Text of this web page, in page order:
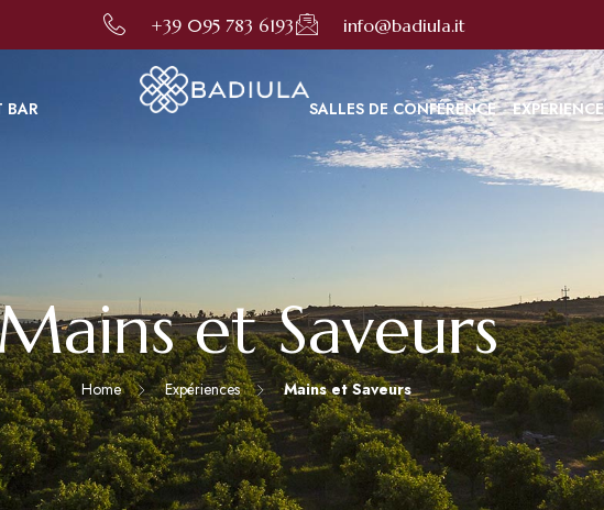
votre expérience en ligne. En utilisant ce site, vous consentez à cette utilisation comme décrit dans notre Politique sur
+39 095 783 6193 info@badiula.it
BAR SALLES DE CONFÉRENCE
et Saveurs
Home Expériences Mains et Saveurs